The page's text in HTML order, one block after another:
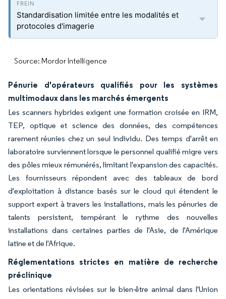
Standardisation limitée entre les modalités et
protocoles d'imagerie
Source: Mordor Intelligence
Pénurie d'opérateurs qualifiés pour les systèmes
multimodaux dans les marchés émergents
Les scanners hybrides exigent une formation croisée en IRM,
TEP, optique et science des données, des compétences
rarement réunies chez un seul individu. Des temps d'arrêt en
laboratoire surviennent lorsque le personnel qualifié migre vers
des pôles mieux rémunérés, limitant l'expansion des capacités.
Les fournisseurs répondent avec des tableaux de bord
d'exploitation à distance basés sur le cloud qui étendent le
support expert à travers les installations, mais les pénuries de
talents persistent, tempérant le rythme des nouvelles
installations dans certaines parties de l'Asie, de l'Amérique
latine et de l'Afrique.
Réglementations strictes en matière de recherche
préclinique
Les orientations révisées sur le bien-être animal dans l'Union